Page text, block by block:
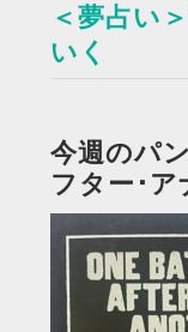
＜夢占い
いく
今週のパ
フター･ア